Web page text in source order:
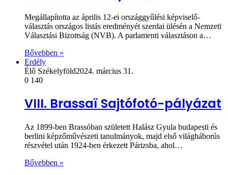
Megállapította az április 12-ei országgyűlési képviselő-
választás országos listás eredményét szerdai ülésén a Nemzeti
Választási Bizottság (NVB). A parlamenti választáson a…
Bővebben »
Erdély
Élő Székelyföld2024. március 31.
0 140
VIII. Brassaï Sajtófotó-pályázat
Az 1899-ben Brassóban született Halász Gyula budapesti és
berlini képzőművészeti tanulmányok, majd első világháborús
részvétel után 1924-ben érkezett Párizsba, ahol…
Bővebben »